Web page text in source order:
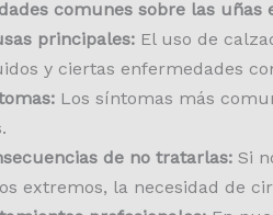
comunes sobre las uñas
principales:El uso de
y ciertas enfermedades
Los síntomas más
de no tratarlas:Si
extremos, la necesidad de